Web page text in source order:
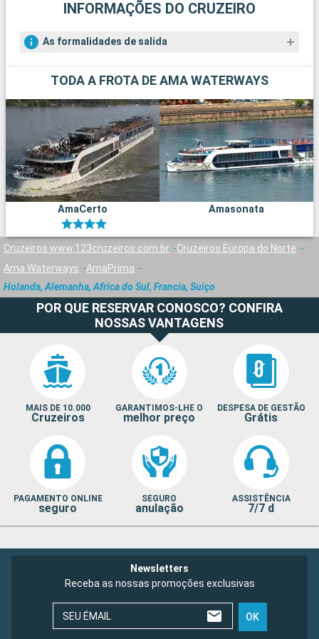
INFORMAÇÕES DO CRUZEIRO
As formalidades de salida
TODA A FROTA DE AMA WATERWAYS
AmaCerto Amasonata
Cruzeiros www.123cruzeiros.com.br
Cruzeiros Europa do Norte
Ama Waterways
AmaPrima
Holanda, Alemanha, Africa do Sul, Francia, Suíço
POR QUE RESERVAR CONOSCO? CONFIRA
NOSSAS VANTAGENS
MAIS DE 10.000
Cruzeiros
GARANTIMOS-LHE O
melhor preço
DESPESA DE GESTÃO
Grátis
PAGAMENTO ONLINE
seguro
SEGURO
anulação
ASSISTÊNCIA
7/7 d
Newsletters
Receba as nossas promoções exclusivas
SEU ÉMAIL OK